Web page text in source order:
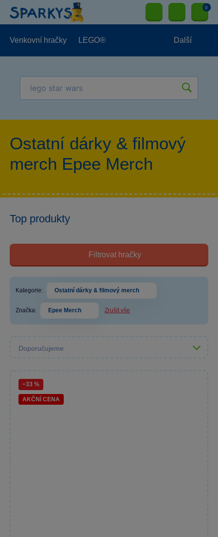
0
Venkovní hračky LEGO® Další
Ostatní dárky & filmový
merch Epee Merch
Top produkty
Filtrovat hračky
Kategorie: Ostatní dárky & filmový merch
Značka: Epee Merch Zrušit vše
−33 %
AKČNÍ CENA